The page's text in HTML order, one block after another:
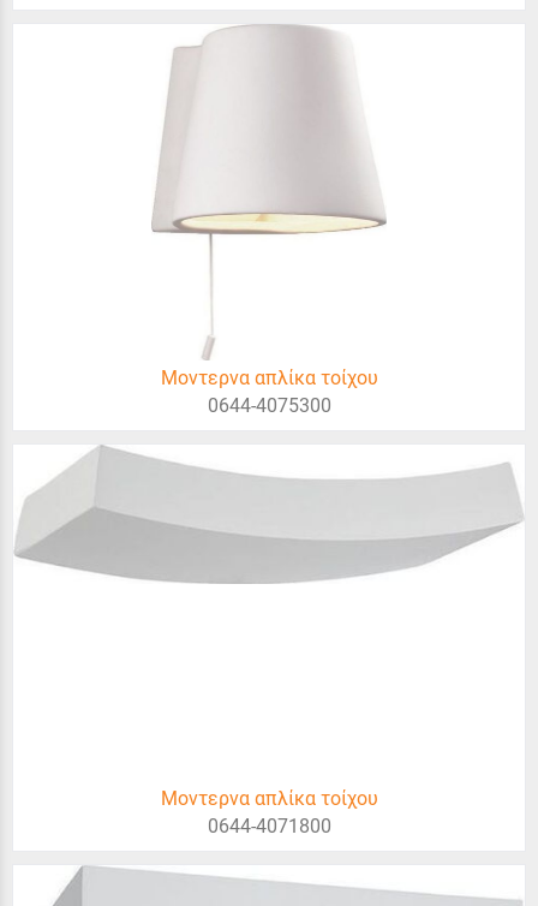
Μοντερνα απλίκα τοίχου
0644-4075300
Μοντερνα απλίκα τοίχου
0644-4071800